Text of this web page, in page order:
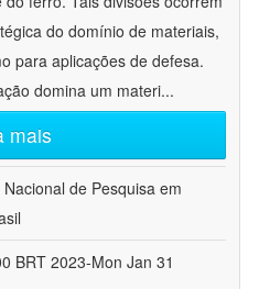
do domínio de materiais,
para aplicações de defesa.
domina um materi...
mais
de Pesquisa em
BRT 2023-Mon Jan 31